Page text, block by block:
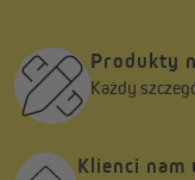
Produkty
Każdy
Klienci nam